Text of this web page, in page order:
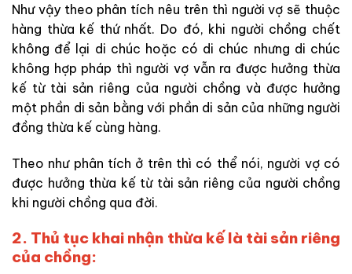
Như vậy theo phân tích nêu trên thì người vợ sẽ thuộc
hàng thừa kế thứ nhất. Do đó, khi người chồng chết
không để lại di chúc hoặc có di chúc nhưng di chúc
không hợp pháp thì người vợ vẫn ra được hưởng thừa
kế từ tài sản riêng của người chồng và được hưởng
một phần di sản bằng với phần di sản của những người
đồng thừa kế cùng hàng.
Theo như phân tích ở trên thì có thể nói, người vợ có
được hưởng thừa kế từ tài sản riêng của người chồng
khi người chồng qua đời.
2. Thủ tục khai nhận thừa kế là tài sản riêng
của chồng: